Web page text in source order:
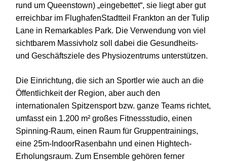
rund um Queenstown) „eingebettet“, sie liegt aber gut
erreichbar im FlughafenStadtteil Frankton an der Tulip
Lane in Remarkables Park. Die Verwendung von viel
sichtbarem Massivholz soll dabei die Gesundheits-
und Geschäftsziele des Physiozentrums unterstützen.
Die Einrichtung, die sich an Sportler wie auch an die
Öffentlichkeit der Region, aber auch den
internationalen Spitzensport bzw. ganze Teams richtet,
umfasst ein 1.200 m² großes Fitnessstudio, einen
Spinning-Raum, einen Raum für Gruppentrainings,
eine 25m-IndoorRasenbahn und einen Hightech-
Erholungsraum. Zum Ensemble gehören ferner